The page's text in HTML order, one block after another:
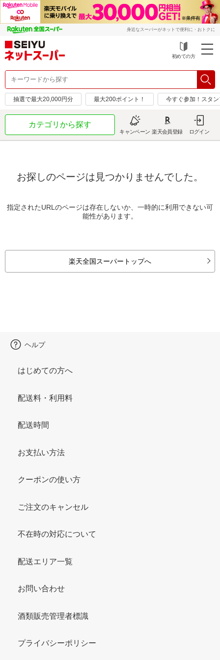
身近なスーパーがネットで便利に・おトクに
初めての方
抽選で最大20,000円分 最大200ポイント！ 今すぐ参加！スタ
カテゴリから探す
キャンペーン 楽天会員登録 ログイン
お探しのページは見つかりませんでした。
指定されたURLのページは存在しないか、一時的に利用できない可
能性があります。
楽天全国スーパートップへ
ヘルプ
はじめての方へ
配送料・利用料
配送時間
お支払い方法
クーポンの使い方
ご注文のキャンセル
不在時の対応について
配送エリア一覧
お問い合わせ
酒類販売管理者標識
プライバシーポリシー